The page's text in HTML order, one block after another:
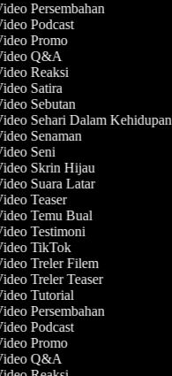
Persembahan
Podcast
Promo
Q&A
Reaksi
Satira
Sebutan
Sehari Dalam Kehidupan
Senaman
Seni
Skrin Hijau
Suara Latar
Teaser
Temu Bual
Testimoni
TikTok
Treler Filem
Treler Teaser
Tutorial
Persembahan
Podcast
Promo
Q&A